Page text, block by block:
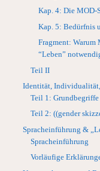
Kap. 4: Die MOD-
Kap. 5: Bedürfnis
Fragment: Warum
“Leben”
Teil II
Identität,
Teil 1: Grundbegriffe
Teil 2: ((gender
Spracheinführung &
Spracheinführung
Vorläufige